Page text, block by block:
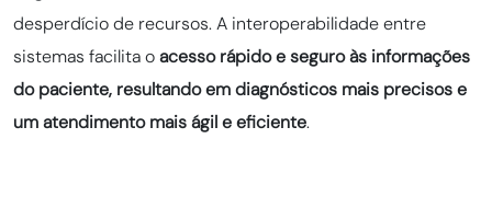
desperdício de recursos. A interoperabilidade entre
sistemas facilita oacesso rápido e seguro às informações
do paciente, resultando em diagnósticos mais precisose
um atendimento mais ágil e eficiente.